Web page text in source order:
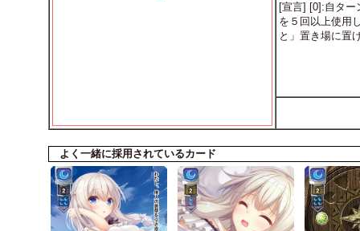
[宣言] [0]:自ター
を５回以上使用
と」置き場に置
よく一緒に採用されているカード